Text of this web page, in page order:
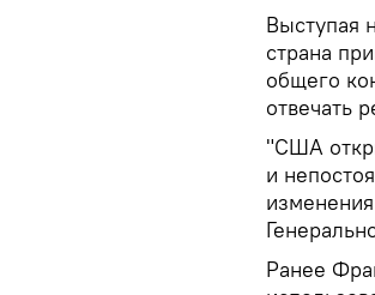
Выступая
страна
общего
отвечать
"США
и
Ранее